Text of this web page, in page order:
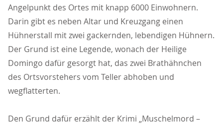
Angelpunkt des Ortes mit knapp 6000 Einwohnern.
Darin gibt es neben Altar und Kreuzgang einen
Hühnerstall mit zwei gackernden, lebendigen Hühnern.
Der Grund ist eine Legende, wonach der Heilige
Domingo dafür gesorgt hat, das zwei Brathähnchen
des Ortsvorstehers vom Teller abhoben und
wegflatterten.
Den Grund dafür erzählt der Krimi „Muschelmord –